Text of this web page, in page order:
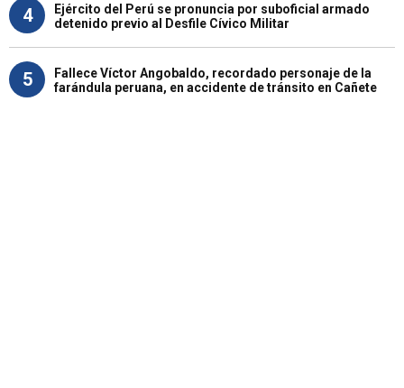
4
Ejército del Perú se pronuncia por suboficial armado
detenido previo al Desfile Cívico Militar
5
Fallece Víctor Angobaldo, recordado personaje de la
farándula peruana, en accidente de tránsito en Cañete